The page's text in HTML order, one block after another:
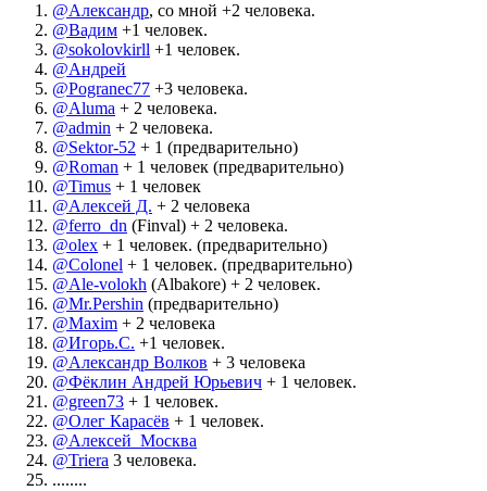
@Александр, со мной +2 человека.
@Вадим +1 человек.
@sokolovkirll +1 человек.
@Андрей
@Pogranec77 +3 человека.
@Aluma + 2 человека.
@admin + 2 человека.
@Sektor-52 + 1 (предварительно)
@Roman + 1 человек (предварительно)
@Timus + 1 человек
@Алексей Д. + 2 человека
@ferro_dn (Finval) + 2 человека.
@olex + 1 человек. (предварительно)
@Colonel + 1 человек. (предварительно)
@Ale-volokh (Albakore) + 2 человек.
@Mr.Pershin (предварительно)
@Maxim + 2 человека
@Игорь.С. +1 человек.
@Александр Волков + 3 человека
@Фёклин Андрей Юрьевич + 1 человек.
@green73 + 1 человек.
@Олег Карасёв + 1 человек.
@Алексей_Москва
@Triera 3 человека.
........